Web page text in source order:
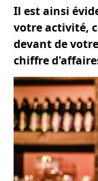
Il est ainsi
votre activité,
devant de
chiffre